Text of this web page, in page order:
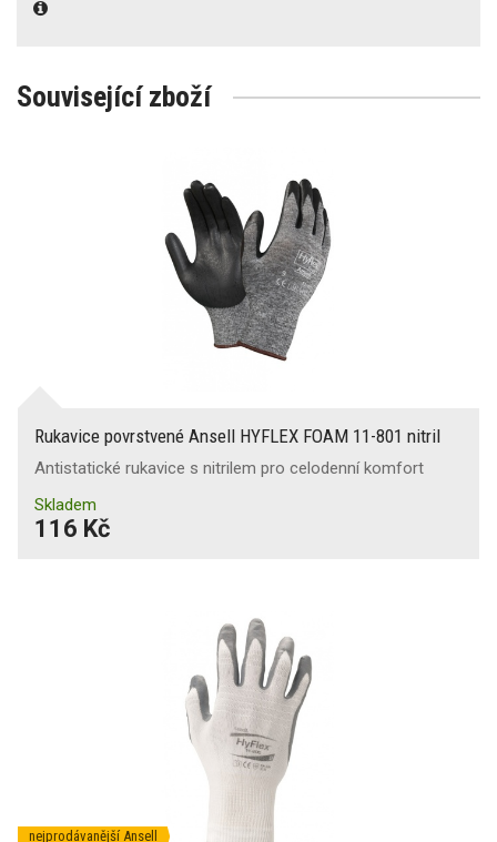
Související zboží
Rukavice povrstvené Ansell HYFLEX FOAM 11-801 nitril
Antistatické rukavice s nitrilem pro celodenní komfort
Skladem
116 Kč
nejprodávanější Ansell